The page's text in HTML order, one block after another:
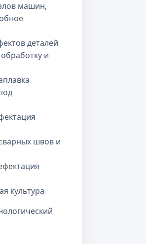
машин,
деталей
и
швов и
культура